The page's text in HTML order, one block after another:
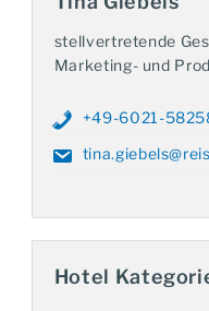
stellvertretende
Marketing- und
+49-6021-
Hotel